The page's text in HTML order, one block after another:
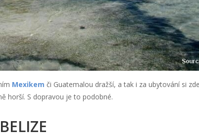
Mexikem či Guatemalou dražší, a tak i za ubytování si
horší. S dopravou je to podobné.